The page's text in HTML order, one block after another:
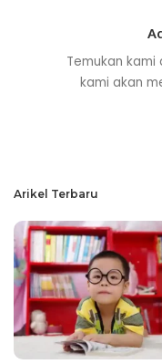
Temukan kami
kami akan
Arikel Terbaru